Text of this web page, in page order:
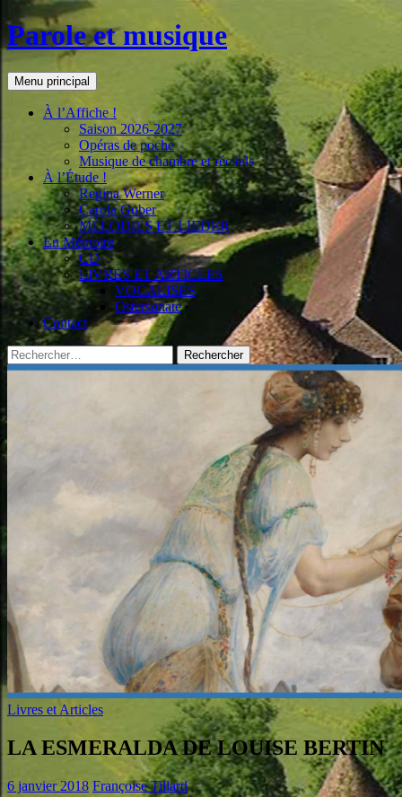
Aller
au
contenu
Parole et musique
Recherche
Menu principal
À l’Affiche !
Saison 2026-2027
Opéras de poche
Musique de chambre et récitals
À l’Étude !
Regina Werner
Carola Guber
MÉLODIES ET LIEDER
En Mémoire
CD
LIVRES ET ARTICLES
VOCALISES
Ostersonate
Contact
Rechercher :
Livres et Articles
LA ESMERALDA DE LOUISE BERTIN
6 janvier 2018 Françoise Tillard